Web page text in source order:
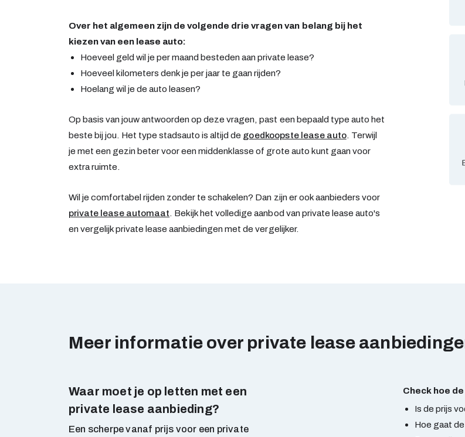
Over het algemeen zijn de volgende drie vragen van belang bij het
kiezen van een lease auto:
Hoeveel geld wil je per maand besteden aan private lease?
Hoeveel kilometers denk je per jaar te gaan rijden?
Hoelang wil je de auto leasen?
Op basis van jouw antwoorden op deze vragen, past een bepaald type auto het
beste bij jou. Het type stadsauto is altijd de goedkoopste lease auto. Terwijl
je met een gezin beter voor een middenklasse of grote auto kunt gaan voor
extra ruimte.
Wil je comfortabel rijden zonder te schakelen? Dan zijn er ook aanbieders voor
private lease automaat . Bekijk het volledige aanbod van private lease auto's
en vergelijk private lease aanbiedingen met de vergelijker.
Meer informatie over private lease
Waar moet je op letten met een
private lease aanbieding?
Een scherpe vanaf prijs voor een private
Check hoe
Is de prijs
Hoe gaat